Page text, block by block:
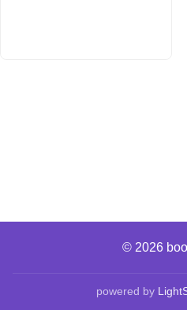
© 2026
powered by